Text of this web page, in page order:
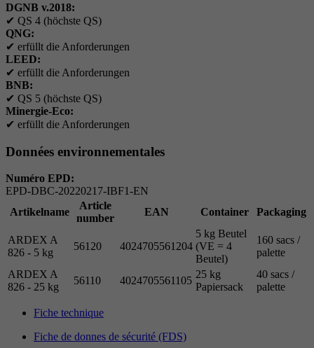
DGNB v.2018:
✔ QS 4 (höchste QS)
QNG:
✔ erfüllt die Anforderungen
LEED:
✔ erfüllt die Anforderungen
BNB:
✔ QS 5 (höchste QS)
Minergie-Eco:
✔ erfüllt die Anforderungen
Données environnementales
Numéro EPD:
EPD-DBC-20220217-IBF1-EN
Artikelname
Article
number
EAN Container Packaging
ARDEX A
826 - 5 kg
56120 4024705561204
5 kg Beutel
(VE = 4
Beutel)
160 sacs /
palette
ARDEX A
826 - 25 kg
56110 4024705561105
25 kg
Papiersack
40 sacs /
palette
Fiche technique
Fiche de donnes de sécurité (FDS)